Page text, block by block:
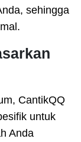
sehingga
CantikQQ
untuk
Anda